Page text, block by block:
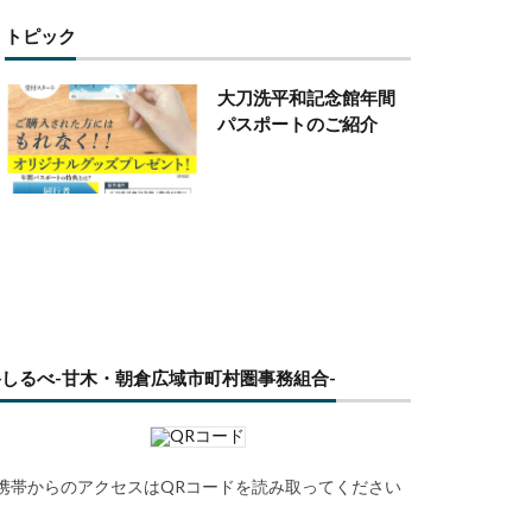
トピック
大刀洗平和記念館年間
パスポートのご紹介
るべ-甘木・朝倉広域市町村圏事務組合-
帯からのアクセスはQRコードを読み取ってください